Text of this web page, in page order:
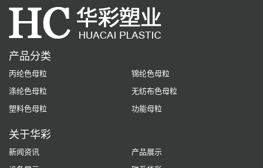
产品分类
丙纶色母粒
锦纶色母粒
涤纶色母粒
无纺布色母粒
塑料色母粒
功能母粒
关于华彩
新闻资讯
产品展示